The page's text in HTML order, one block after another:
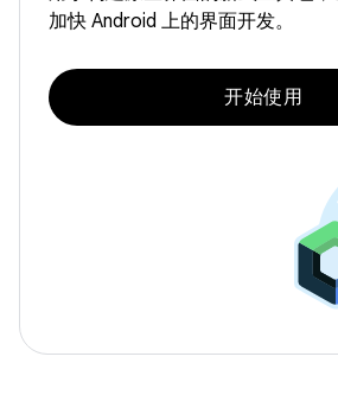
加快 Android 上的界面开发。
开始使用